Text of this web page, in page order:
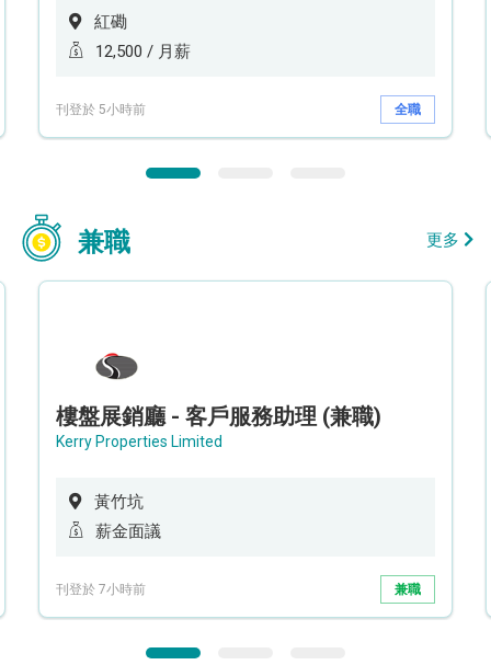
紅磡
12,500 / 月薪
刊登於 5小時前 全職
兼職 更多
樓盤展銷廳 - 客戶服務助理 (兼職)
Kerry Properties Limited
黃竹坑
薪金面議
刊登於 7小時前 兼職